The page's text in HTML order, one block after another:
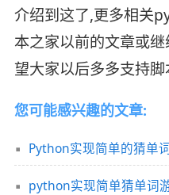
介绍到这了,更多相关
本之家以前的文章或
望大家以后多多支持脚
您可能感兴趣的文章:
Python实现简单的猜单
python实现简单猜单词